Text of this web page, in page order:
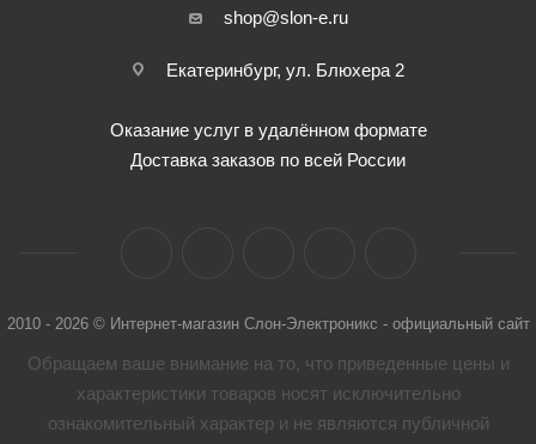
shop@slon-e.ru
Екатеринбург, ул. Блюхера 2
Оказание услуг в удалённом формате
Доставка заказов по всей России
2010 - 2026 © Интернет-магазин Слон-Электроникс - официальный сайт
Обращаем ваше внимание на то, что приведенные цены и
характеристики товaров носят исключительно
ознакомительный характер и не являются публичной